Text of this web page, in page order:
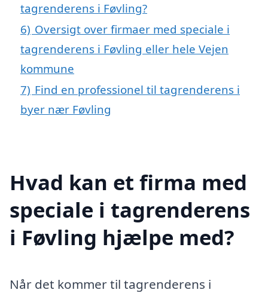
tagrenderens i Føvling?
6) Oversigt over firmaer med speciale i
tagrenderens i Føvling eller hele Vejen
kommune
7) Find en professionel til tagrenderens i
byer nær Føvling
Hvad kan et firma med
speciale i tagrenderens
i Føvling hjælpe med?
Når det kommer til tagrenderens i